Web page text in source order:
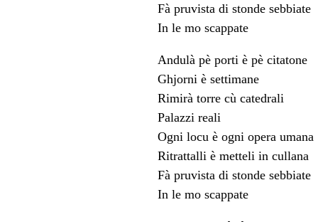
Fà pruvista di stonde sebbiate
In le mo scappate
Andulà pè porti è pè citatone
Ghjorni è settimane
Rimirà torre cù catedrali
Palazzi reali
Ogni locu è ogni opera umana
Ritrattalli è metteli in cullana
Fà pruvista di stonde sebbiate
In le mo scappate